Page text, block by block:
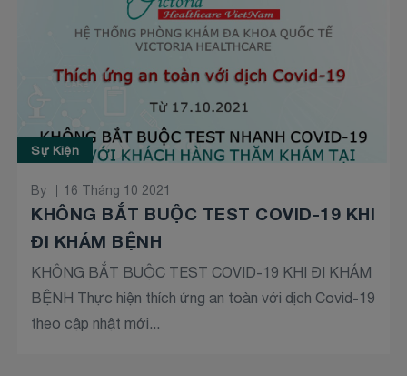
Sự Kiện
By 16 Tháng 10 2021
KHÔNG BẮT BUỘC TEST COVID-19 KHI
ĐI KHÁM BỆNH
KHÔNG BẮT BUỘC TEST COVID-19 KHI ĐI KHÁM
BỆNH Thực hiện thích ứng an toàn với dịch Covid-19
theo cập nhật mới...